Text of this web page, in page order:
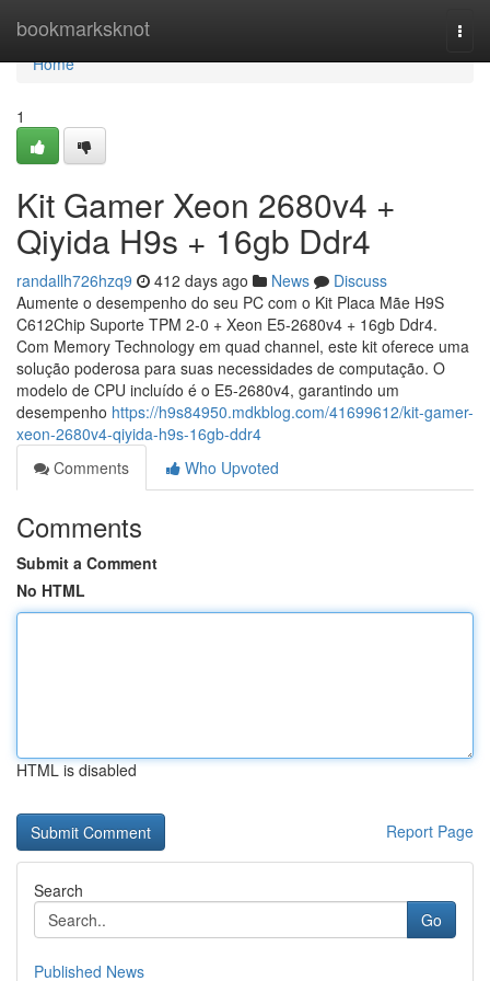
bookmarksknot
Home
Home
1
Kit Gamer Xeon 2680v4 +
Qiyida H9s + 16gb Ddr4
randallh726hzq9 412 days ago News
Discuss
Aumente o desempenho do seu PC com o Kit Placa Mãe H9S
C612Chip Suporte TPM 2-0 + Xeon E5-2680v4 + 16gb Ddr4.
Com Memory Technology em quad channel, este kit oferece uma
solução poderosa para suas necessidades de computação. O
modelo de CPU incluído é o E5-2680v4, garantindo um
desempenho https://h9s84950.mdkblog.com/41699612/kit-gamer-
xeon-2680v4-qiyida-h9s-16gb-ddr4
Comments
Who Upvoted
Comments
Submit a Comment
No HTML
HTML is disabled
Report Page
Search
Go
Published News